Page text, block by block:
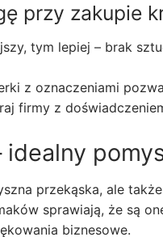
przy zakupie
tym lepiej – brak
z oznaczeniami
firmy z
idealny
przekąska, ale
sprawiają, że są
biznesowe.